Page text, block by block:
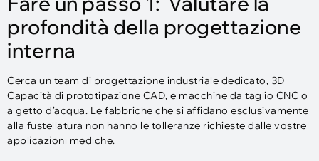
profondità della progettazione
interna
Cerca un team di progettazione industriale dedicato, 3D
Capacità di prototipazione CAD, e macchine da taglio CNC o
a getto d'acqua. Le fabbriche che si affidano esclusivamente
alla fustellatura non hanno le tolleranze richieste dalle vostre
applicazioni mediche.